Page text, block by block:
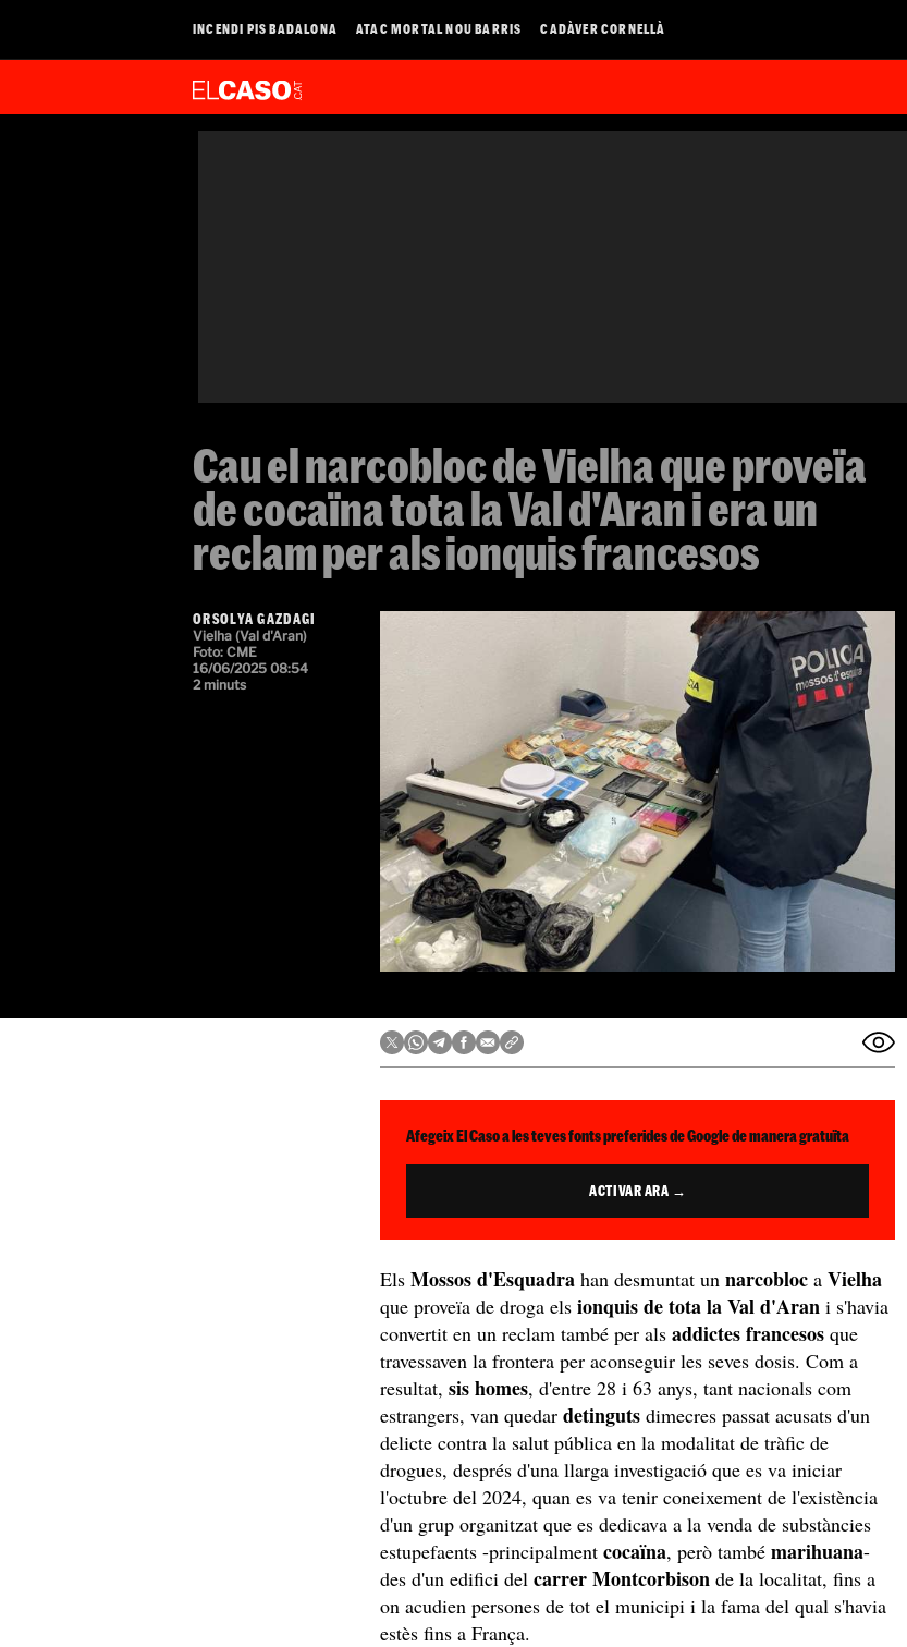
INCENDI PIS BADALONA ATAC MORTAL NOU BARRIS CADÀVER CORNELLÀ
Cau el narcobloc de Vielha que proveïa
de cocaïna tota la Val d'Aran i era un
reclam per als ionquis francesos
ORSOLYA GAZDAGI
Vielha (Val d'Aran)
Foto: CME
16/06/2025 08:54
2 minuts
Afegeix El Caso a les teves fonts preferides de Google de manera gratuïta
ACTIVAR ARA →
ElsMossos d'Esquadra han desmuntat unnarcobloc aVielha
que proveïa de droga elsionquis de tota la Val d'Aran i s'havia
convertit en un reclam també per als addictes francesos que
travessaven la frontera per aconseguir les seves dosis. Com a
resultat,sis homes, d'entre 28 i 63 anys, tant nacionals com
estrangers, van quedardetinguts dimecres passat acusats d'un
delicte contra la salut pública en la modalitat de tràfic de
drogues, després d'una llarga investigació que es va iniciar
l'octubre del 2024, quan es va tenir coneixement de l'existència
d'un grup organitzat que es dedicava a la venda de substàncies
estupefaents -principalmentcocaïna, però tambémarihuana-
des d'un edifici delcarrer Montcorbison de la localitat, fins a
on acudien persones de tot el municipi i la fama del qual s'havia
estès fins a França.